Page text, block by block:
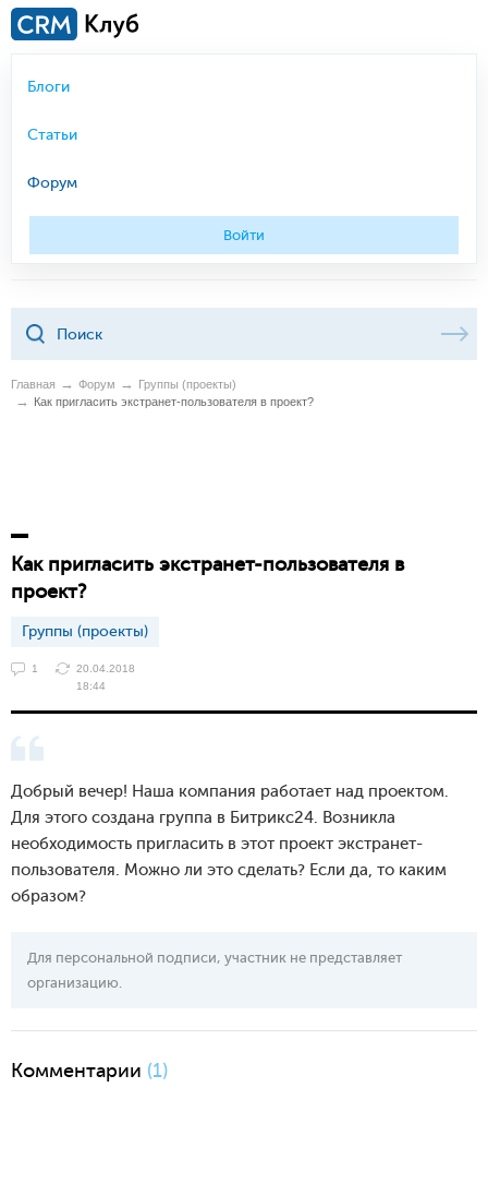
Блоги
Статьи
Форум
Войти
Главная Форум
Группы (проекты)
Как пригласить экстранет-пользователя в проект?
Как пригласить экстранет-пользователя в
проект?
Группы (проекты)
1
20.04.2018
18:44
Добрый вечер! Наша компания работает над проектом.
Для этого создана группа в Битрикс24. Возникла
необходимость пригласить в этот проект экстранет-
пользователя. Можно ли это сделать? Если да, то каким
образом?
Для персональной подписи, участник не представляет
организацию.
Комментарии (1)